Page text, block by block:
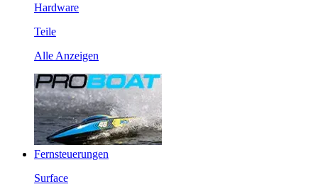
Hardware
Teile
Alle Anzeigen
Fernsteuerungen
Surface